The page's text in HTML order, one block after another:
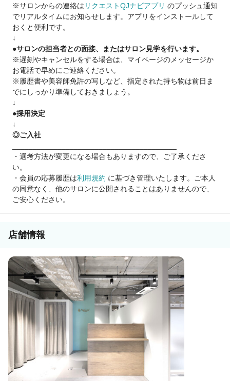
●とにかく稼ぎたい!
●安定した収入が欲しい!
●プライベートも充実させたい!
●店長になりたい!
●マネージャーになりたい!
●FCオーナーになりたい!
ご応募後、なんでもお気軽にご相談ください♪
※サロンからの連絡は リクエストQJナビアプリ のプッシュ通知
でリアルタイムにお知らせします。アプリをインストールして
おくと便利です。
↓
●サロンの担当者との面接、またはサロン見学を行います。
※遅刻やキャンセルをする場合は、マイページのメッセージか
お電話で早めにご連絡ください。
※履歴書や美容師免許の写しなど、指定された持ち物は前日ま
でにしっかり準備しておきましょう。
↓
●採用決定
↓
◎ご入社
・選考方法が変更になる場合もありますので、ご了承くださ
い。
・会員の応募履歴は利用規約 に基づき管理いたします。ご本人
の同意なく、他のサロンに公開されることはありませんので、
ご安心ください。
店舗情報